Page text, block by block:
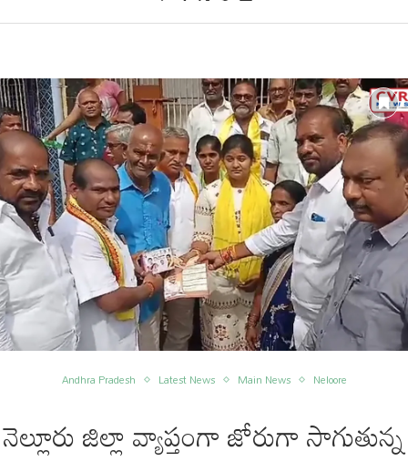
Andhra Pradesh Latest News Main News Neloore
నెల్లూరు జిల్లా వ్యాప్తంగా జోరుగా సాగుతున్న